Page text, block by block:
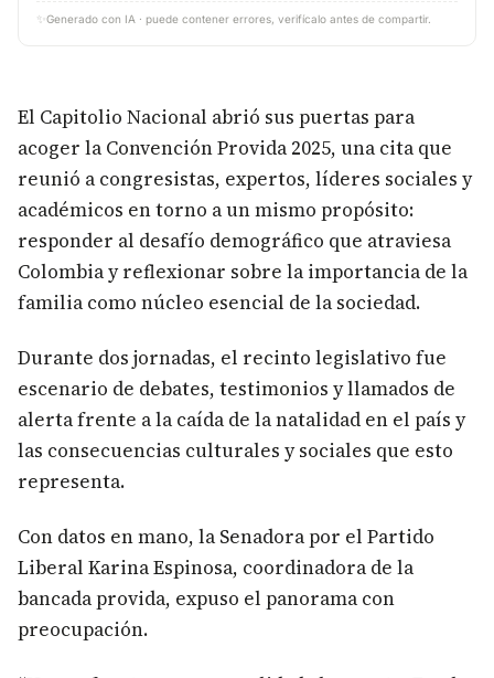
✨ Generado con IA · puede contener errores, verifícalo antes de compartir.
El Capitolio Nacional abrió sus puertas para
acoger la Convención Provida 2025, una cita que
reunió a congresistas, expertos, líderes sociales y
académicos en torno a un mismo propósito:
responder al desafío demográfico que atraviesa
Colombia y reflexionar sobre la importancia de la
familia como núcleo esencial de la sociedad.
Durante dos jornadas, el recinto legislativo fue
escenario de debates, testimonios y llamados de
alerta frente a la caída de la natalidad en el país y
las consecuencias culturales y sociales que esto
representa.
Con datos en mano, la Senadora por el Partido
Liberal Karina Espinosa, coordinadora de la
bancada provida, expuso el panorama con
preocupación.